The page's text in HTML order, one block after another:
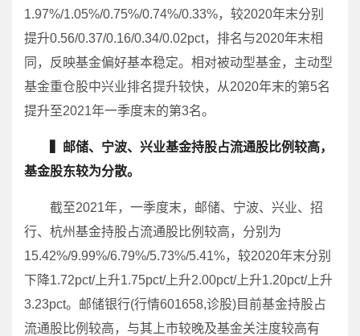
1.97%/1.05%/0.75%/0.74%/0.33%，较2020年末分别
提升0.56/0.37/0.16/0.34/0.02pct，排名与2020年末相
同，反映基金偏好基本稳定。相对被动型基金，主动型
基金重仓股中兴业排名提升较快，从2020年末的第5名
提升至2021年一季度末的第3名。
▍邮储、宁波、兴业基金持股占流通股比例较高，
基金股东较为分散。
截至2021年，一季度末，邮储、宁波、兴业、招
行、杭州基金持股占流通股比例较高，分别为
15.42%/9.99%/6.79%/5.73%/5.41%，较2020年末分别
下降1.72pct/上升1.75pct/上升2.00pct/上升1.20pct/上升
3.23pct。邮储银行(行情601658,诊股)目前基金持股占
流通股比例较高，与其上市较晚及基金关注度较高有